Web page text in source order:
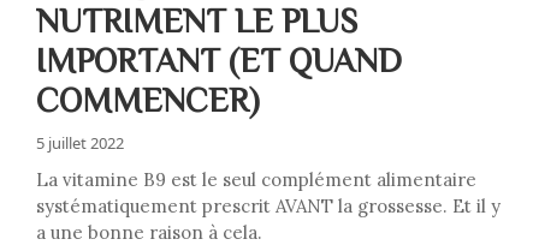
NUTRIMENT LE PLUS
IMPORTANT (ET QUAND
COMMENCER)
5 juillet 2022
La vitamine B9 est le seul complément alimentaire
systématiquement prescrit AVANT la grossesse. Et il y
a une bonne raison à cela.